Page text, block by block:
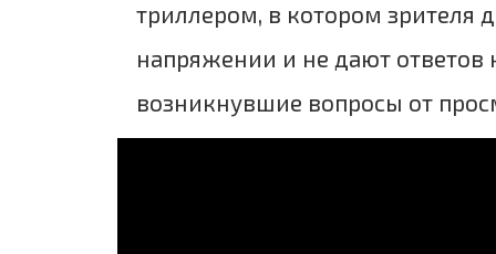
триллером, в котором зрителя
напряжении и не дают ответов
возникнувшие вопросы от